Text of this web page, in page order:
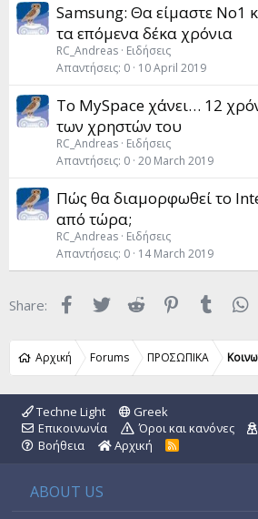
Samsung: Θα είμαστε Νο1
τα επόμενα δέκα χρόνια
RC_Andreas Ειδήσεις
Απαντήσεις 0 10 April 2019
Το MySpace χάνει… 12
των χρηστών του
RC_Andreas Ειδήσεις
Απαντήσεις 0 20 March 2019
Πώς θα διαμορφωθεί το
από τώρα;
RC_Andreas Ειδήσεις
Απαντήσεις 0 14 March 2019
Share: FacebookTwitter Reddit Pinterest
Tumblr
Αρχική Forums ΠΡΟΣΩΠΙΚΑ
Techne Light
Greek
Επικοινωνία
Όροι και κανόνες
Βοήθεια
Αρχική
R
ABOUT US